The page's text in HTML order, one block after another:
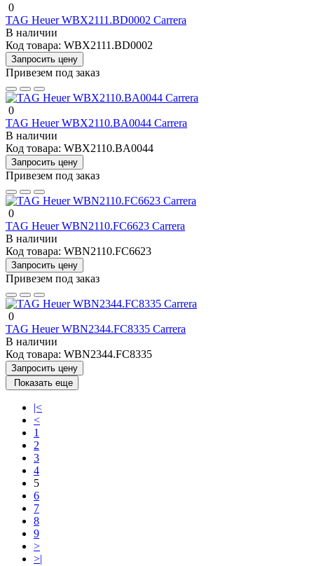
0
TAG Heuer WBX2111.BD0002 Carrera
В наличии
Код товара: WBX2111.BD0002
Запросить цену
Привезем под заказ
0
TAG Heuer WBX2110.BA0044 Carrera
В наличии
Код товара: WBX2110.BA0044
Запросить цену
Привезем под заказ
0
TAG Heuer WBN2110.FC6623 Carrera
В наличии
Код товара: WBN2110.FC6623
Запросить цену
Привезем под заказ
0
TAG Heuer WBN2344.FC8335 Carrera
В наличии
Код товара: WBN2344.FC8335
Запросить цену
Показать еще
|<
<
1
2
3
4
5
6
7
8
9
>
>|